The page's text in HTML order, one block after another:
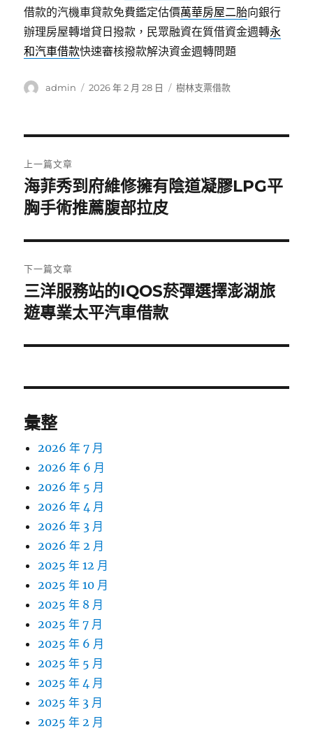
借款的汽機車貸款免費鑑定估價萬華房屋二胎向銀行
辦理房屋轉增貸日撥款，民眾融資在質借資金週轉永
和汽車借款快速審核撥款解決資金週轉問題
作
admin
發
2026 年 2 月 28 日
分
樹林支票借款
章
導
覽
上一篇文章
上
一
文
章:
海菲秀到府維修擁有陰道凝膠LPG平
胸手術推薦腹部拉皮
下一篇文章
下
一
文
三洋服務站的IQOS菸彈選擇澎湖旅
遊專業太平汽車借款
彙整
2026 年 7 月
2026 年 6 月
2026 年 5 月
2026 年 4 月
2026 年 3 月
2026 年 2 月
2025 年 12 月
2025 年 10 月
2025 年 8 月
2025 年 7 月
2025 年 6 月
2025 年 5 月
2025 年 4 月
2025 年 3 月
2025 年 2 月